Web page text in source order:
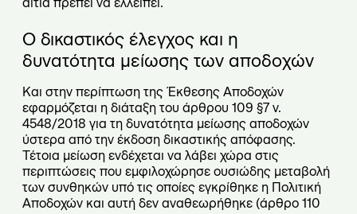
Ο δικαστικός έλεγχος και η
δυνατότητα μείωσης των αποδοχών
Και στην περίπτωση της Έκθεσης Αποδοχών
εφαρμόζεται η διάταξη του άρθρου 109 §7 ν.
4548/2018 για τη δυνατότητα μείωσης αποδοχών
ύστερα από την έκδοση δικαστικής απόφασης.
Τέτοια μείωση ενδέχεται να λάβει χώρα στις
περιπτώσεις που εμφιλοχώρησε ουσιώδης μεταβολή
των συνθηκών υπό τις οποίες εγκρίθηκε η Πολιτική
Αποδοχών και αυτή δεν αναθεωρήθηκε (άρθρο 110